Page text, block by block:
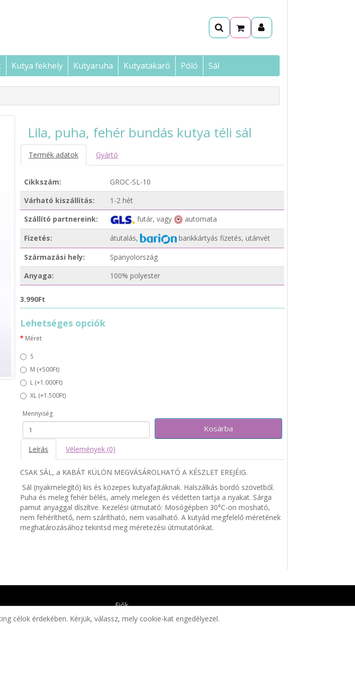
Kutya fekhely Kutyaruha Kutyatakaró Póló Sál
Lila, puha, fehér bundás kutya téli sál
Termék adatok Gyártó
Cikkszám:
GROC-SL-10
Várható kiszállítás:
1-2 hét
Szállító partnereink:
futár, vagy
automata
Fizetés:
átutalás,
bankkártyás fizetés, utánvét
Származási hely:
Spanyolország
Anyaga:
100% polyester
3.990Ft
Lehetséges opciók
Méret
S
M (+500Ft)
L (+1.000Ft)
XL (+1.500Ft)
Mennyiség
Kosárba
Leírás Vélemények (0)
CSAK SÁL, a KABÁT KÜLÖN MEGVÁSÁROLHATÓ A KÉSZLET EREJÉIG.
Sál (nyakmelegítő) kis és közepes kutyafajtáknak. Halszálkás bordó szövetből.
Puha és meleg fehér bélés, amely melegen és védetten tartja a nyakat. Sárga
pamut anyaggal díszítve. Kezelési útmutató: Mosógépben 30°C-on mosható,
nem fehéríthető, nem szárítható, nem vasalható. A kutyád megfelelő méretének
meghatározásához tekintsd meg méretezési útmutatónkat.
Fiók
Fiók
célok érdekében. Kérjük, válassz, mely cookie-kat engedélyezel.